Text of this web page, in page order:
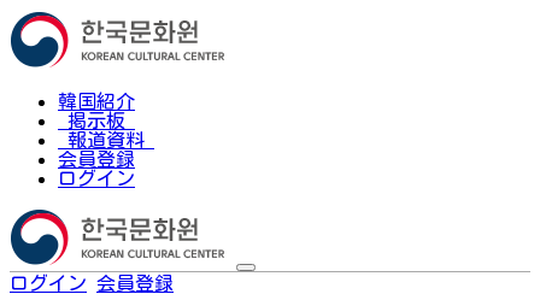
韓国紹介
掲示板
報道資料
会員登録
ログイン
ログイン 会員登録